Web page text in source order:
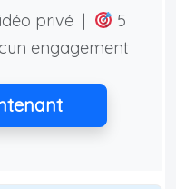
privé |
5
engagement